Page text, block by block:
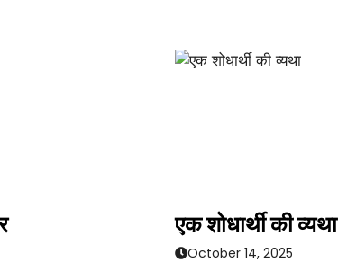
एक शोधार्थी की व्यथा
October 14, 2025